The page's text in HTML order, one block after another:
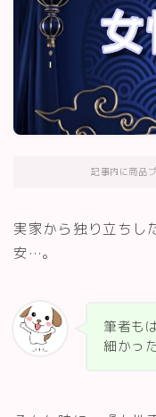
記事内に商品
実家から独り立ちし
安…。
筆者も
細かっ